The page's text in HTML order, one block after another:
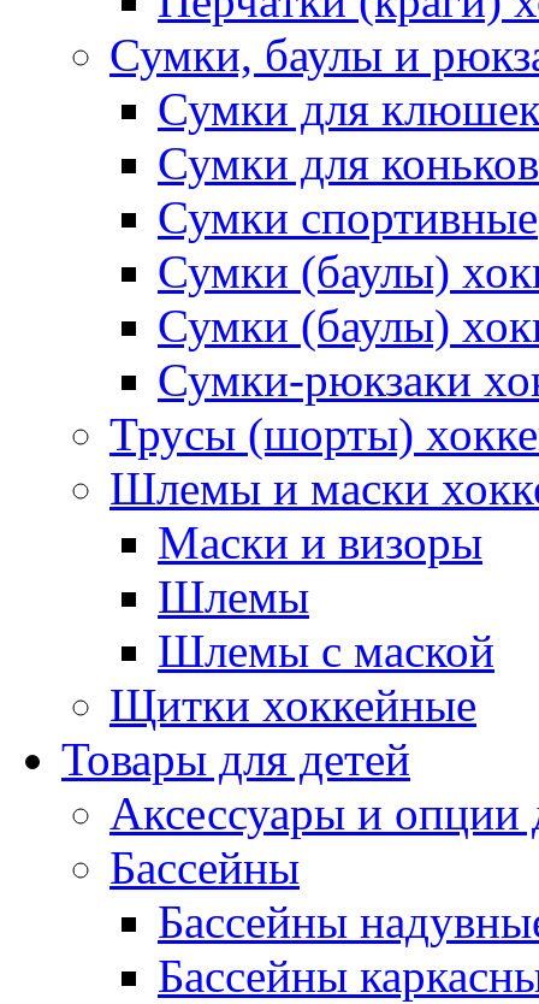
Сумки, баулы и
Сумки для
Сумки для коньков
Сумки спортивные
Сумки (баулы)
Сумки (баулы)
Сумки-рюкзаки
Трусы (шорты)
Шлемы и маски
Маски и визоры
Шлемы
Шлемы с маской
Щитки хоккейные
Товары для детей
Аксессуары и опции
Бассейны
Бассейны
Бассейны